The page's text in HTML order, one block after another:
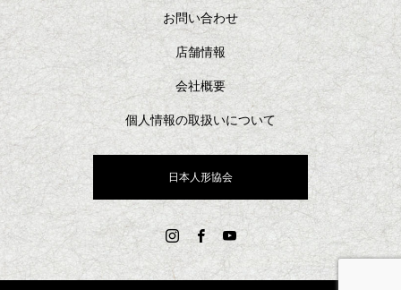
お問い合わせ
店舗情報
会社概要
個人情報の取扱いについて
日本人形協会